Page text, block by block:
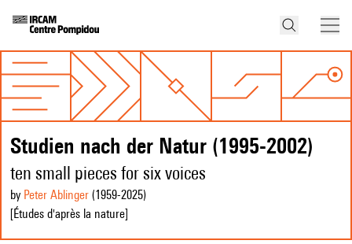
Studien nach der Natur (1995-2002)
ten small pieces for six voices
by Peter Ablinger (1959-2025)
[Études d'après la nature]